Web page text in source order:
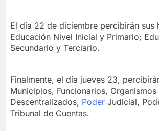
El día 22 de diciembre percibirán sus
Educación Nivel Inicial y Primario;
Secundario y Terciario.
Finalmente, el día jueves 23,
Municipios, Funcionarios, Organismos
Descentralizados, Poder Judicial,
Tribunal de Cuentas.